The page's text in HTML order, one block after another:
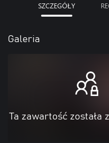
SZCZEGÓŁY
Galeria
Ta zawartość została